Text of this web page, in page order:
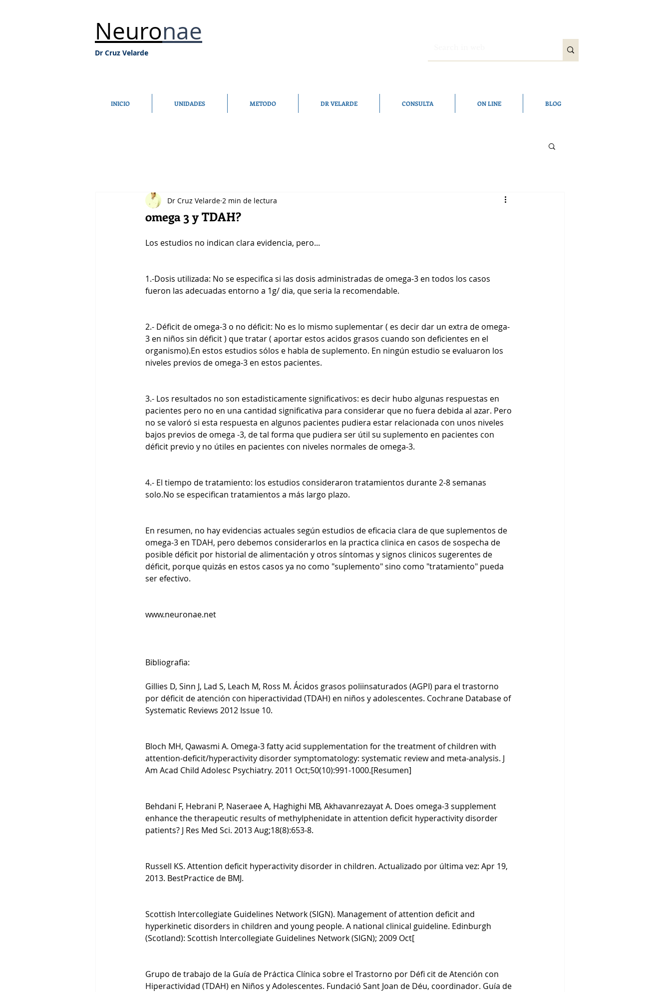
Neuronae
Dr Cruz Velarde
INICIO UNIDADES METODO DR VELARDE CONSULTA ON LINE BLOG
omega 3 y TDAH?
Dr Cruz Velarde 2 min de lectura
Los estudios no indican clara evidencia, pero...
1.-Dosis utilizada: No se especifica si las dosis administradas de omega-3 en todos los casos
fueron las adecuadas entorno a 1g/ dia, que seria la recomendable.
2.- Déficit de omega-3 o no déficit: No es lo mismo suplementar ( es decir dar un extra de omega-
3 en niños sin déficit ) que tratar ( aportar estos acidos grasos cuando son deficientes en el
organismo).En estos estudios sólos e habla de suplemento. En ningún estudio se evaluaron los
niveles previos de omega-3 en estos pacientes.
3.- Los resultados no son estadisticamente significativos: es decir hubo algunas respuestas en
pacientes pero no en una cantidad significativa para considerar que no fuera debida al azar. Pero
no se valoró si esta respuesta en algunos pacientes pudiera estar relacionada con unos niveles
bajos previos de omega -3, de tal forma que pudiera ser útil su suplemento en pacientes con
déficit previo y no útiles en pacientes con niveles normales de omega-3.
4.- El tiempo de tratamiento: los estudios consideraron tratamientos durante 2-8 semanas
solo.No se especifican tratamientos a más largo plazo.
En resumen, no hay evidencias actuales según estudios de eficacia clara de que suplementos de
omega-3 en TDAH, pero debemos considerarlos en la practica clinica en casos de sospecha de
posible déficit por historial de alimentación y otros síntomas y signos clinicos sugerentes de
déficit, porque quizás en estos casos ya no como "suplemento" sino como "tratamiento" pueda
ser efectivo.
www.neuronae.net
Bibliografia:
Gillies D, Sinn J, Lad S, Leach M, Ross M. Ácidos grasos poliinsaturados (AGPI) para el trastorno
por déficit de atención con hiperactividad (TDAH) en niños y adolescentes. Cochrane Database of
Systematic Reviews 2012 Issue 10.
Bloch MH, Qawasmi A. Omega-3 fatty acid supplementation for the treatment of children with
attention-deficit/hyperactivity disorder symptomatology: systematic review and meta-analysis. J
Am Acad Child Adolesc Psychiatry. 2011 Oct;50(10):991-1000.[Resumen]
Behdani F, Hebrani P, Naseraee A, Haghighi MB, Akhavanrezayat A. Does omega-3 supplement
enhance the therapeutic results of methylphenidate in attention deficit hyperactivity disorder
patients? J Res Med Sci. 2013 Aug;18(8):653-8.
Russell KS. Attention deficit hyperactivity disorder in children. Actualizado por última vez: Apr 19,
2013. BestPractice de BMJ.
Scottish Intercollegiate Guidelines Network (SIGN). Management of attention deficit and
hyperkinetic disorders in children and young people. A national clinical guideline. Edinburgh
(Scotland): Scottish Intercollegiate Guidelines Network (SIGN); 2009 Oct[
Grupo de trabajo de la Guía de Práctica Clínica sobre el Trastorno por Défi cit de Atención con
Hiperactividad (TDAH) en Niños y Adolescentes. Fundació Sant Joan de Déu, coordinador. Guía de